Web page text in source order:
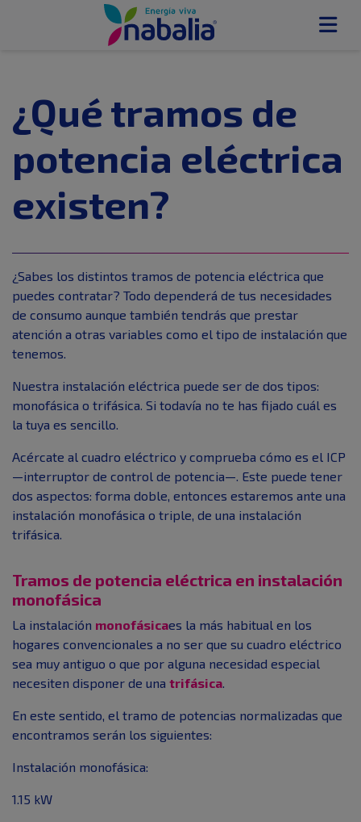
¿Qué tramos de
potencia eléctrica
existen?
¿Sabes los distintos tramos de potencia eléctrica que
puedes contratar? Todo dependerá de tus necesidades
de consumo aunque también tendrás que prestar
atención a otras variables como el tipo de instalación que
tenemos.
Nuestra instalación eléctrica puede ser de dos tipos:
monofásica o trifásica. Si todavía no te has fijado cuál es
la tuya es sencillo.
Acércate al cuadro eléctrico y comprueba cómo es el ICP
—interruptor de control de potencia—. Este puede tener
dos aspectos: forma doble, entonces estaremos ante una
instalación monofásica o triple, de una instalación
trifásica.
Tramos de potencia eléctrica en instalación
monofásica
La instalación monofásicaes la más habitual en los
hogares convencionales a no ser que su cuadro eléctrico
sea muy antiguo o que por alguna necesidad especial
necesiten disponer de una trifásica.
En este sentido, el tramo de potencias normalizadas que
encontramos serán los siguientes:
Instalación monofásica:
1.15 kW